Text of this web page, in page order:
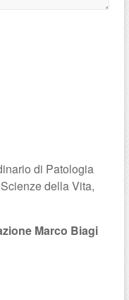
di Patologia
della Vita,
Marco Biagi